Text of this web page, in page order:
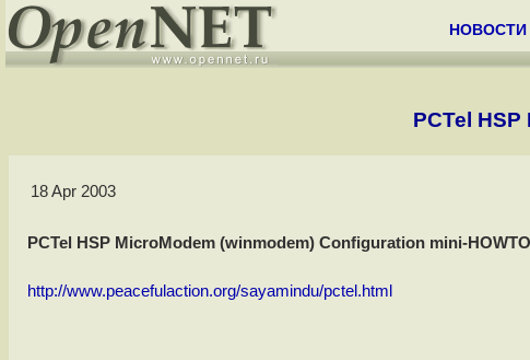
НОВОСТИ
PCTel
18 Apr 2003
PCTel HSP MicroModem (winmodem) Configuration mini-HOWTO
http://www.peacefulaction.org/sayamindu/pctel.html